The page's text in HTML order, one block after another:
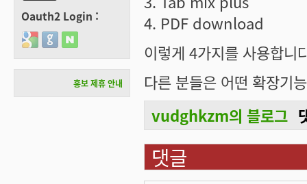
4. PDF download
이렇게 4가지를 사용합니
다른 분들은 어떤 확장기
vudghkzm의 블로그
댓글
Oauth2 Login :
Login with Google
Login with GitHub
Login with Naver
홍보 제휴 안내